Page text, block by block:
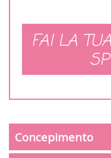
FAI LA
Concepimento